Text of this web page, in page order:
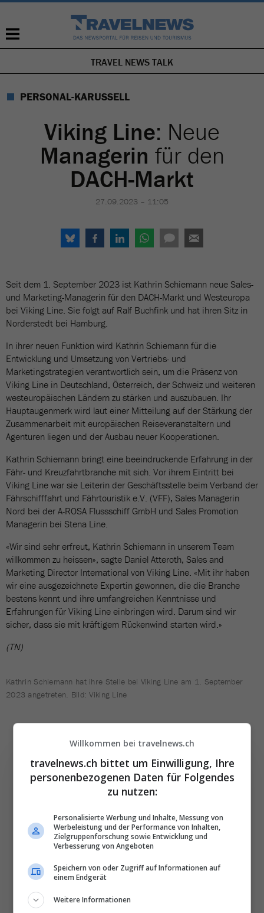
NAVIGATION
ÜBERSPRINGEN
TRAVEL NEWS TALK
PERSONAL-KARUSSELL
Viking Line: Neue
Managerin für den
DACH-Markt
27.09.2023 – 11:05
Seit dem 1. September 2023 ist Kathrin Schiemann neue Sales-
und Marketing-Managerin für den DACH-Markt und Westeuropa
bei Viking Line. Sie folgt auf Ralf Buchfink und hat ihren Sitz in
Norderstedt bei Hamburg.
In ihrer neuen Funktion wird Kathrin Schiemann für die
Entwicklung und Umsetzung von Vertriebs- und
Marketingstrategien verantwortlich sein, um die Präsenz von
Viking Line in Deutschland, Österreich, der Schweiz und weiteren
westeuropäischen Ländern zu stärken und auszubauen. Ihr
Hauptaugenmerk wird laut einer Mitteilung auf der Stärkung der
Zusammenarbeit mit europäischen Reiseveranstaltern und
Agenturen liegen und der Ausbau neuer Kooperationen.
Kathrin Schiemann bringt eine beeindruckende Erfahrung in der
Fähr- und Kreuzfahrtbranche mit sich. Vor ihrem Eintritt bei
Viking Line war sie Leiterin der Geschäftsstelle beim Verband der
Fährschifffahrt und Fährtouristik e.V. (VFF), Sales Managerin
Nord bei der A-ROSA Flussschiff GmbH und Sales Promotion
Managerin bei Stena Line.
«Wir sind sehr erfreut, Kathrin Schiemann in unserem Team
willkommen zu heissen», sagte Daniel Atteroth, Sales and
Marketing Director International von Viking Line. «Mit ihr haben
wir eine ausgezeichnete Expertin gewonnen, die die Branche
bestens kennt und ihre umfangreichen Kenntnisse und
Erfahrungen für Viking Line einbringen wird. Darum sind wir
sicher, dass sie mit kräftigem Rückenwind starten wird.»
(TN)
Kathrin Schiemann hat ihre Stelle bei Viking Line am 1. September
2023 angetreten. Bild: Viking Line
besten News direkt in
Ihr E‑Mail-Postfach
Täglich oder wöchentlich, mit mehr Insights oder
weniger. Bei Travel­news haben Sie die Wahl.
Willkommen bei travelnews.ch
travelnews.ch bittet um Einwilligung, Ihre
personenbezogenen Daten für Folgendes
zu nutzen:
Personalisierte Werbung und Inhalte, Messung von
Werbeleistung und der Performance von Inhalten,
Zielgruppenforschung sowie Entwicklung und
Verbesserung von Angeboten
Speichern von oder Zugriff auf Informationen auf
einem Endgerät
Weitere Informationen